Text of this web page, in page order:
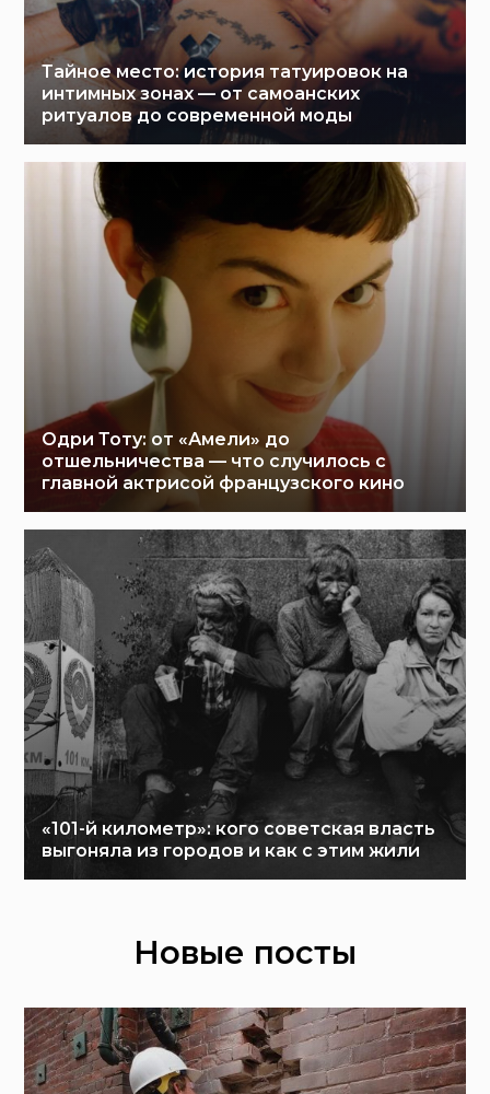
Тайное место: история татуировок на
интимных зонах — от самоанских
ритуалов до современной моды
Одри Тоту: от «Амели» до
отшельничества — что случилось с
главной актрисой французского кино
«101-й километр»: кого советская власть
выгоняла из городов и как с этим жили
Новые посты